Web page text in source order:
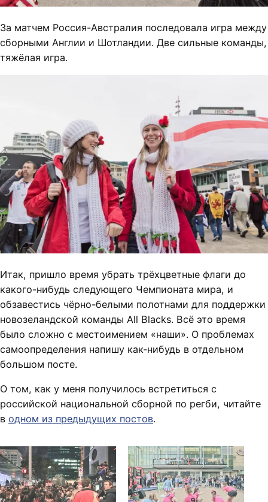
За матчем Россия-Австралия последовала игра между
сборными Англии и Шотландии. Две сильные команды,
тяжёлая игра.
Итак, пришло время убрать трёхцветные флаги до
какого-нибудь следующего Чемпионата мира, и
обзавестись чёрно-белыми полотнами для поддержки
новозеландской команды All Blacks. Всё это время
было сложно с местоимением «наши». О проблемах
самоопределения напишу как-нибудь в отдельном
большом посте.
О том, как у меня получилось встретиться с
российской национальной сборной по регби, читайте
в одном из предыдущих постов.